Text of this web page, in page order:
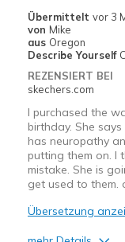
Übermittelt vor 3
von Mike
aus Oregon
Describe Yourself
REZENSIERT BEI
skechers.com
I purchased the
birthday. She
has neuropathy
putting them on. I
mistake. She is
get used to them.
Übersetzung